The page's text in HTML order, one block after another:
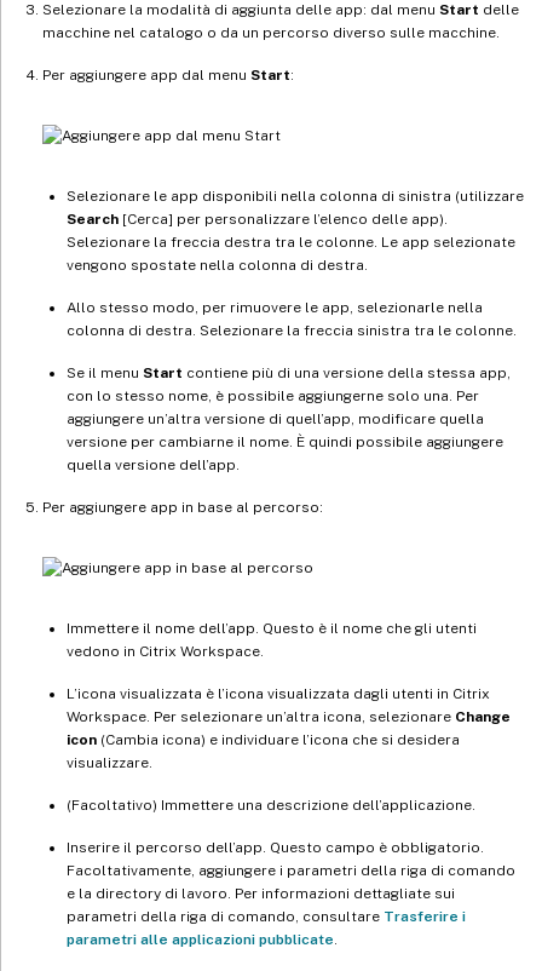
Selezionare la modalità di aggiunta delle app: dal menu Start delle
macchine nel catalogo o da un percorso diverso sulle macchine.
Per aggiungere app dal menu Start:
Selezionare le app disponibili nella colonna di sinistra (utilizzare
Search [Cerca] per personalizzare l’elenco delle app).
Selezionare la freccia destra tra le colonne. Le app selezionate
vengono spostate nella colonna di destra.
Allo stesso modo, per rimuovere le app, selezionarle nella
colonna di destra. Selezionare la freccia sinistra tra le colonne.
Se il menu Start contiene più di una versione della stessa app,
con lo stesso nome, è possibile aggiungerne solo una. Per
aggiungere un’altra versione di quell’app, modificare quella
versione per cambiarne il nome. È quindi possibile aggiungere
quella versione dell’app.
Per aggiungere app in base al percorso:
Immettere il nome dell’app. Questo è il nome che gli utenti
vedono in Citrix Workspace.
L’icona visualizzata è l’icona visualizzata dagli utenti in Citrix
Workspace. Per selezionare un’altra icona, selezionare Change
icon (Cambia icona) e individuare l’icona che si desidera
visualizzare.
(Facoltativo) Immettere una descrizione dell’applicazione.
Inserire il percorso dell’app. Questo campo è obbligatorio.
Facoltativamente, aggiungere i parametri della riga di comando
e la directory di lavoro. Per informazioni dettagliate sui
parametri della riga di comando, consultare Trasferire i
parametri alle applicazioni pubblicate